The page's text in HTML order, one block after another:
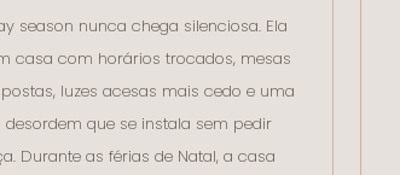
season nunca chega silenciosa. Ela
casa com horários trocados, mesas
luzes acesas mais cedo e uma
desordem que se instala sem pedir
Durante as férias de Natal, a casa